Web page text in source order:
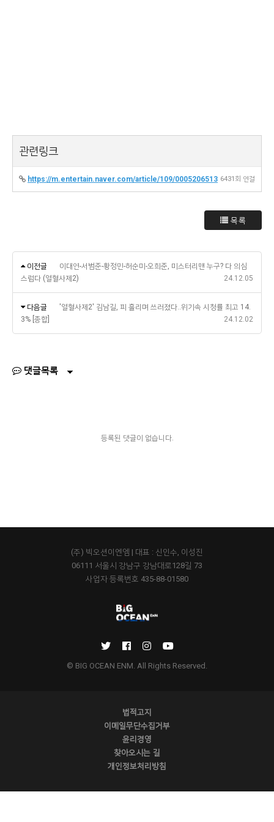
관련링크
https://m.entertain.naver.com/article/109/0005206513 6431회 연결
목록
이전글
이대연-서범준-황정민-허순미-오희준, 미스터리맨 누구? 다 의심
스럽다 (열혈사제2)
24.12.05
다음글
'열혈사제2' 김남길, 피 흘리며 쓰러졌다..위기속 시청률 최고 14.
3% [종합]
24.12.02
댓글목록
등록된 댓글이 없습니다.
(주) 빅오션이엔엠 | 대표 : 신인수, 이성진
06111 서울시 강남구 강남대로128길 73
사업자 등록번호 435-88-01580
© BIG OCEAN ENM. All Rights Reserved.
법적고지
이메일무단수집거부
윤리경영
찾아오시는 길
개인정보처리방침